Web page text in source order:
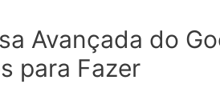
Avançada do
para Fazer